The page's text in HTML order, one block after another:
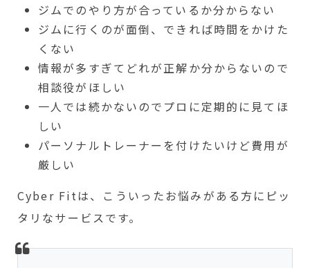
ジムでのやり方が合っているか分からない
ジムに行くのが面倒、できれば時間をかけた
くない
情報が多すぎてどれが正解か分からないので
相談役がほしい
一人では続かないのでプロに定期的に見てほ
しい
パーソナルトレーナーを付けたいけど費用が
厳しい
Cyber Fitは、こういったお悩みがある方にピッ
タリなサービスです。